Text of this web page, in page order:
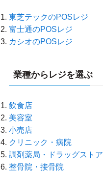
東芝テックのPOSレジ
富士通のPOSレジ
カシオのPOSレジ
業種からレジを選ぶ
飲食店
美容室
小売店
クリニック・病院
調剤薬局・ドラッグストア
整骨院・接骨院